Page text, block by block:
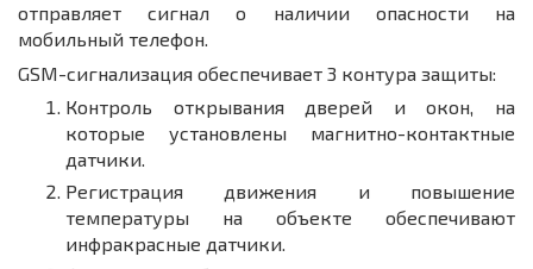
отправляет сигнал о наличии опасности на
мобильный телефон.
GSM-сигнализация обеспечивает 3 контура защиты:
Контроль открывания дверей и окон, на
которые установлены магнитно-контактные
датчики.
Регистрация движения и повышение
температуры на объекте обеспечивают
инфракрасные датчики.